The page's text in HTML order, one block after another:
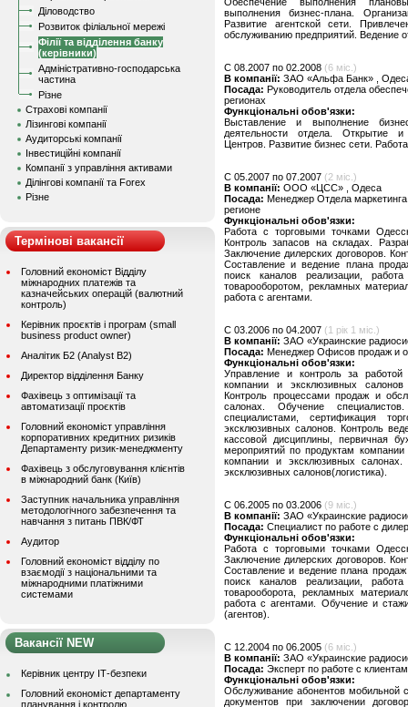
Діловодство
Розвиток філіальної мережі
Філії та відділення банку
(керівники)
Адміністративно-господарська
частина
Різне
Страхові компанії
Лізингові компанії
Аудиторські компанії
Інвестиційні компанії
Компанії з управління активами
Ділінгові компанії та Forex
Різне
Термінові вакансії
Головний економіст Відділу
міжнародних платежів та
казначейських операцій (валютний
контроль)
Керівник проєктів і програм (small
business product owner)
Аналітик Б2 (Analyst B2)
Директор відділення Банку
Фахівець з оптимізації та
автоматизації проєктів
Головний економіст управління
корпоративних кредитних ризиків
Департаменту ризик-менеджменту
Фахівець з обслуговування клієнтів
в міжнародний банк (Київ)
Заступник начальника управління
методологічного забезпечення та
навчання з питань ПВК/ФТ
Аудитор
Головний економіст відділу по
взаємодії з національними та
міжнародними платіжними
системами
Вакансії NEW
Керівник центру ІТ-безпеки
Головний економіст департаменту
планування і контролю
выполнения бизнес-плана.
Развитие агентской сети.
обслуживанию предприятий. Ведение
C 08.2007 по 02.2008 (6 міс.)
В компанії: ЗАО «Альфа Банк» ,
Посада: Руководитель отдела
регионах
Функціональні обов'язки:
Выставление и выполнение
деятельности отдела. Открытие
Центров. Развитие бизнес сети.
C 05.2007 по 07.2007 (2 міс.)
В компанії: ООО «ЦСС» , Одеса
Посада: Менеджер Отдела
регионе
Функціональні обов'язки:
Работа с торговыми точками
Контроль запасов на складах.
Заключение дилерских договоров.
Составление и ведение плана
поиск каналов реализации,
товарооборотом, рекламных
работа с агентами.
C 03.2006 по 04.2007 (1 рік 1 міс.)
В компанії: ЗАО «Украинские
Посада: Менеджер Офисов продаж и
Функціональні обов'язки:
Управление и контроль за
компании и эксклюзивных
Контроль процессами продаж и
салонах. Обучение
специалистами, сертификация
эксклюзивных салонов. Контроль
кассовой дисциплины, первичная
мероприятий по продуктам
компании и эксклюзивных
эксклюзивных салонов(логистика).
C 06.2005 по 03.2006 (9 міс.)
В компанії: ЗАО «Украинские
Посада: Специалист по работе с
Функціональні обов'язки:
Работа с торговыми точками
Заключение дилерских договоров.
Составление и ведение плана
поиск каналов реализации,
товарооборота, рекламных
работа с агентами. Обучение и
(агентов).
C 12.2004 по 06.2005 (6 міс.)
В компанії: ЗАО «Украинские
Посада: Эксперт по работе с
Функціональні обов'язки:
Обслуживание абонентов мобильной
документов при заключении